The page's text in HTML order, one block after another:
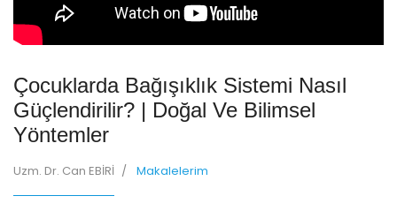
Çocuklarda Bağışıklık Sistemi Nasıl
Güçlendirilir? | Doğal Ve Bilimsel
Yöntemler
Uzm. Dr. Can EBİRİ Makalelerim